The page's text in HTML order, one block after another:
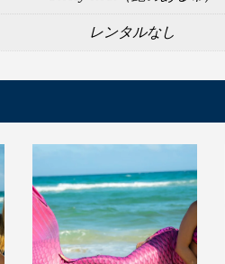
レンタルなし